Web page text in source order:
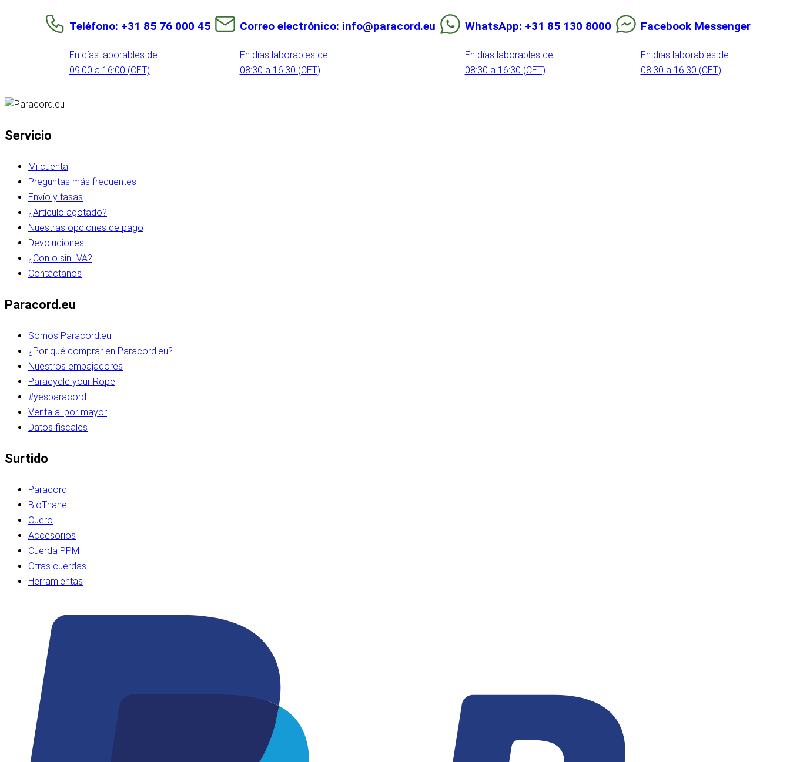
Teléfono: +31 85 76 000 45
En días laborables de
09:00 a 16:00 (CET)
Correo electrónico: info@paracord.eu
En días laborables de
08:30 a 16:30 (CET)
WhatsApp: +31 85 130 8000
En días laborables de
08:30 a 16:30 (CET)
Facebook Messenger
En días laborables de
08:30 a 16:30 (CET)
Servicio
Mi cuenta
Preguntas más frecuentes
Envío y tasas
¿Artículo agotado?
Nuestras opciones de pago
Devoluciones
¿Con o sin IVA?
Contáctanos
Paracord.eu
Somos Paracord.eu
¿Por qué comprar en Paracord.eu?
Nuestros embajadores
Paracycle your Rope
#yesparacord
Venta al por mayor
Datos fiscales
Surtido
Paracord
BioThane
Cuero
Accesorios
Cuerda PPM
Otras cuerdas
Herramientas